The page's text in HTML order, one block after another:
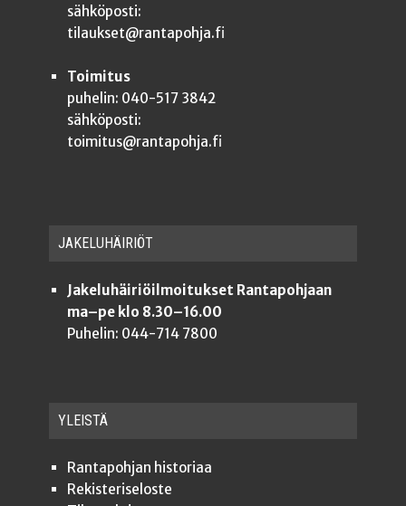
sähköposti:
tilaukset@rantapohja.fi
Toimitus
puhelin: 040-517 3842
sähköposti:
toimitus@rantapohja.fi
JAKE­LU­HÄI­RIÖT
Jakeluhäiriöilmoitukset Rantapohjaan
ma–pe klo 8.30–16.00
Puhelin: 044-714 7800
YLEISTÄ
Ran­ta­poh­jan historiaa
Rekis­te­ri­se­los­te